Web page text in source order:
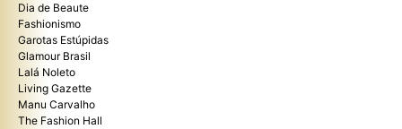
Dia de Beaute
Fashionismo
Garotas Estúpidas
Glamour Brasil
Lalá Noleto
Living Gazette
Manu Carvalho
The Fashion Hall